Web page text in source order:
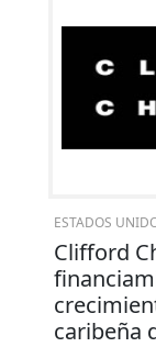
ESTADOS
Clifford
caribeña